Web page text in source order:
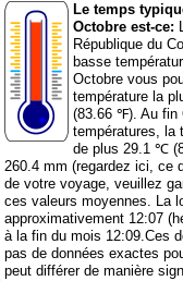
Le temps
Octobre est-ce:
République du
basse
Octobre vous
température la
(83.66 ℉). Au fin
températures, la
de plus 29.1 ℃
260.4 mm (regardez ici, ce
de votre voyage, veuillez
ces valeurs moyennes. La
approximativement 12:07
à la fin du mois 12:09.Ces
pas de données exactes
peut différer de manière